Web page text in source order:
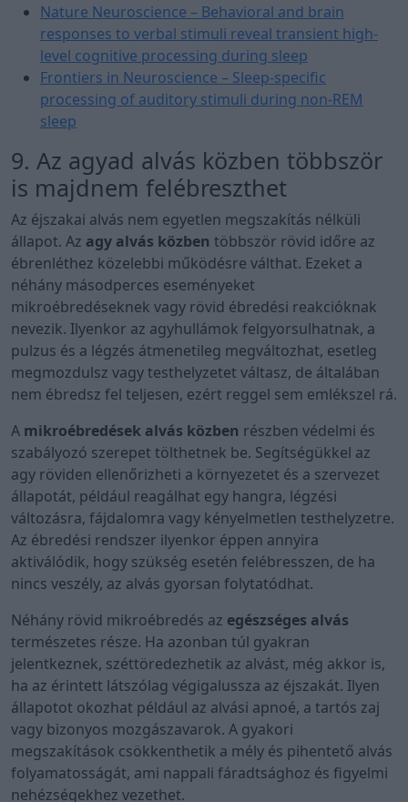
Nature Neuroscience – Behavioral and brain
responses to verbal stimuli reveal transient high-
level cognitive processing during sleep
Frontiers in Neuroscience – Sleep-specific
processing of auditory stimuli during non-REM
sleep
9. Az agyad alvás közben többször
is majdnem felébreszthet
Az éjszakai alvás nem egyetlen megszakítás nélküli
állapot. Az agy alvás közben többször rövid időre az
ébrenléthez közelebbi működésre válthat. Ezeket a
néhány másodperces eseményeket
mikroébredéseknek vagy rövid ébredési reakcióknak
nevezik. Ilyenkor az agyhullámok felgyorsulhatnak, a
pulzus és a légzés átmenetileg megváltozhat, esetleg
megmozdulsz vagy testhelyzetet váltasz, de általában
nem ébredsz fel teljesen, ezért reggel sem emlékszel rá.
A mikroébredések alvás közben részben védelmi és
szabályozó szerepet tölthetnek be. Segítségükkel az
agy röviden ellenőrizheti a környezetet és a szervezet
állapotát, például reagálhat egy hangra, légzési
változásra, fájdalomra vagy kényelmetlen testhelyzetre.
Az ébredési rendszer ilyenkor éppen annyira
aktiválódik, hogy szükség esetén felébresszen, de ha
nincs veszély, az alvás gyorsan folytatódhat.
Néhány rövid mikroébredés az egészséges alvás
természetes része. Ha azonban túl gyakran
jelentkeznek, széttöredezhetik az alvást, még akkor is,
ha az érintett látszólag végigalussza az éjszakát. Ilyen
állapotot okozhat például az alvási apnoé, a tartós zaj
vagy bizonyos mozgászavarok. A gyakori
megszakítások csökkenthetik a mély és pihentető alvás
folyamatosságát, ami nappali fáradtsághoz és figyelmi
nehézségekhez vezethet.